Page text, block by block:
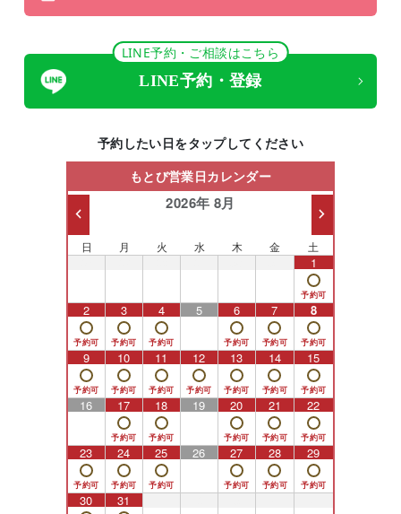
LINE予約・ご相談はこちら
LINE予約・登録
予約したい日をタップしてください
もとび営業日カレンダー
2026年 8月
日 月 火 水 木 金 土
1
2 3 4 5 6 7 8
9 10 11 12 13 14 15
16 17 18 19 20 21 22
23 24 25 26 27 28 29
30 31